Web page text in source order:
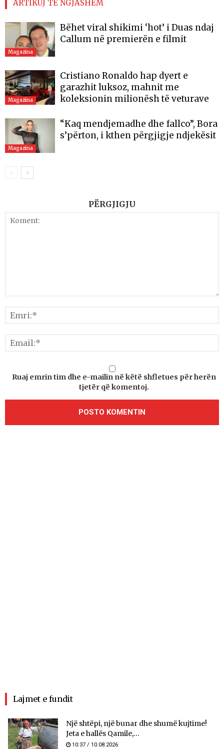
ARTIKUJ TË NGJASHËM
Magazina
Bëhet viral shikimi ‘hot’ i Duas ndaj
Callum në premierën e filmit
Magazina
Cristiano Ronaldo hap dyert e
garazhit luksoz, mahnit me
koleksionin milionësh të veturave
Magazina
“Kaq mendjemadhe dhe fallco”, Bora
s’përton, i kthen përgjigje ndjekësit
PËRGJIGJU
Ruaj emrin tim dhe e-mailin në këtë shfletues për herën
tjetër që komentoj.
Lajmet e fundit
Një shtëpi, një bunar dhe shumë kujtime!
Jeta e hallës Qamile,...
10:37 / 10.08.2026